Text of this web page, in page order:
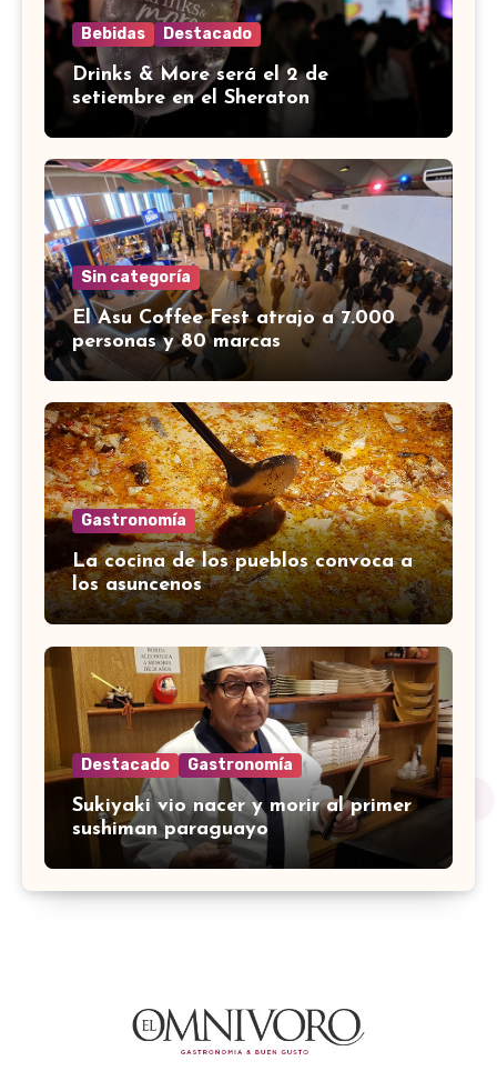
Bebidas Destacado
Drinks & More será el 2 de
setiembre en el Sheraton
Sin categoría
El Asu Coffee Fest atrajo a 7.000
personas y 80 marcas
Gastronomía
La cocina de los pueblos convoca a
los asuncenos
Destacado Gastronomía
Sukiyaki vio nacer y morir al primer
sushiman paraguayo